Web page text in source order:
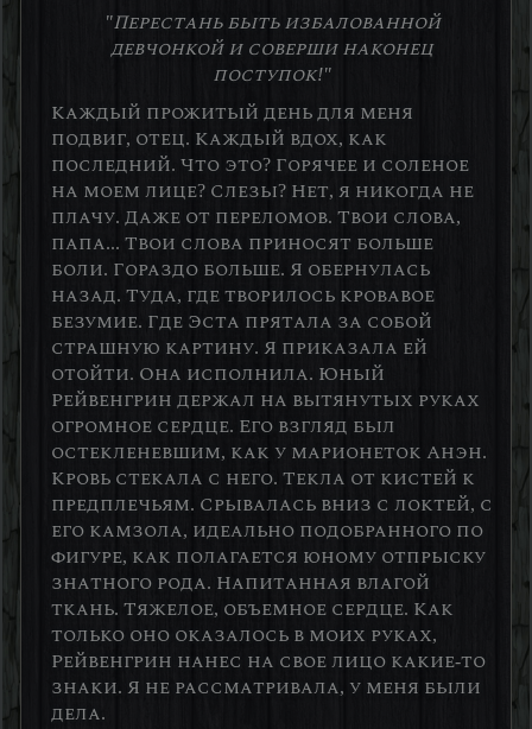
"Перестань быть избалованной
девчонкой и соверши наконец
поступок!"
Каждый прожитый день для меня
подвиг, отец. Каждый вдох, как
последний. Что это? Горячее и соленое
на моем лице? Слезы? Нет, я никогда не
плачу. Даже от переломов. Твои слова,
папа... Твои слова приносят больше
боли. Гораздо больше. Я обернулась
назад. Туда, где творилось кровавое
безумие. Где Эста прятала за собой
страшную картину. Я приказала ей
отойти. Она исполнила. Юный
Рейвенгрин держал на вытянутых руках
огромное сердце. Его взгляд был
остекленевшим, как у марионеток Анэн.
Кровь стекала с него. Текла от кистей к
предплечьям. Срывалась вниз с локтей, с
его камзола, идеально подобранного по
фигуре, как полагается юному отпрыску
знатного рода. Напитанная влагой
ткань. Тяжелое, объемное сердце. Как
только оно оказалось в моих руках,
Рейвенгрин нанес на свое лицо какие-то
знаки. Я не рассматривала, у меня были
дела.